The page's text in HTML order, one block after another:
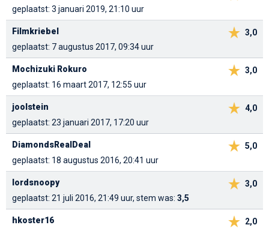
geplaatst: 3 januari 2019, 21:10 uur
3,0
Filmkriebel
geplaatst: 7 augustus 2017, 09:34 uur
3,0
Mochizuki Rokuro
geplaatst: 16 maart 2017, 12:55 uur
4,0
joolstein
geplaatst: 23 januari 2017, 17:20 uur
5,0
DiamondsRealDeal
geplaatst: 18 augustus 2016, 20:41 uur
3,0
lordsnoopy
geplaatst: 21 juli 2016, 21:49 uur, stem was: 3,5
2,0
hkoster16